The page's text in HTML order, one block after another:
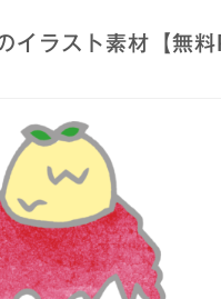
イラスト素材【